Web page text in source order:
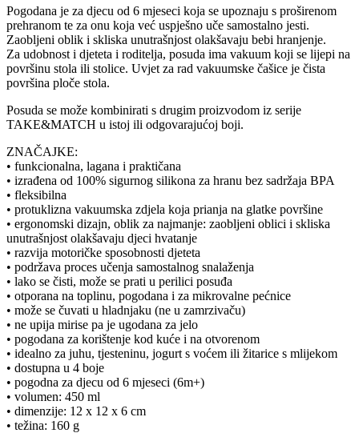
Pogodana je za djecu od 6 mjeseci koja se upoznaju s proširenom
prehranom te za onu koja već uspješno uče samostalno jesti.
Zaobljeni oblik i skliska unutrašnjost olakšavaju bebi hranjenje.
Za udobnost i djeteta i roditelja, posuda ima vakuum koji se lijepi na
površinu stola ili stolice. Uvjet za rad vakuumske čašice je čista
površina ploče stola.
Posuda se može kombinirati s drugim proizvodom iz serije
TAKE&MATCH u istoj ili odgovarajućoj boji.
ZNAČAJKE:
• funkcionalna, lagana i praktičana
• izrađena od 100% sigurnog silikona za hranu bez sadržaja BPA
• fleksibilna
• protuklizna vakuumska zdjela koja prianja na glatke površine
• ergonomski dizajn, oblik za najmanje: zaobljeni oblici i skliska
unutrašnjost olakšavaju djeci hvatanje
• razvija motoričke sposobnosti djeteta
• podržava proces učenja samostalnog snalaženja
• lako se čisti, može se prati u perilici posuđa
• otporana na toplinu, pogodana i za mikrovalne pećnice
• može se čuvati u hladnjaku (ne u zamrzivaču)
• ne upija mirise pa je ugodana za jelo
• pogodana za korištenje kod kuće i na otvorenom
• idealno za juhu, tjesteninu, jogurt s voćem ili žitarice s mlijekom
• dostupna u 4 boje
• pogodna za djecu od 6 mjeseci (6m+)
• volumen: 450 ml
• dimenzije: 12 x 12 x 6 cm
• težina: 160 g